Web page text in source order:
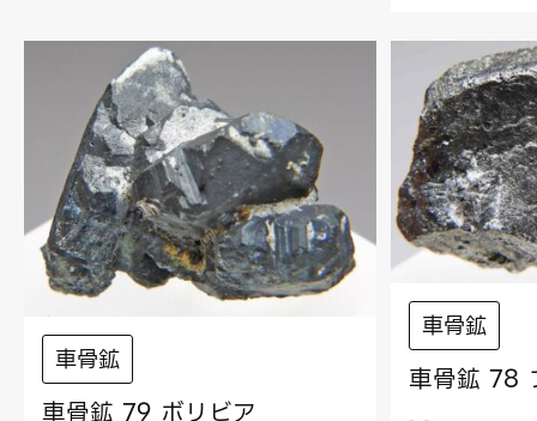
車骨鉱
車骨鉱 79 ボリビア
車骨鉱
車骨鉱 78